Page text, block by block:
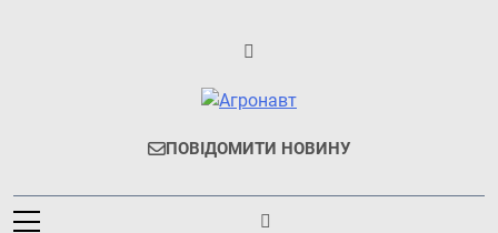
Агронавт
Новини Українського
ПОВІДОМИТИ НОВИНУ